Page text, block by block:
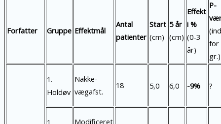
Forfatter Gruppe Effektmål
Antal
patienter
Start
(cm)
5 år
(cm)
Effekt
i %
(0-3
år)
P-
for
gr.)
1.
Holdøv
Nakke-
vægafst.
18 5,0 6,0 -9% ?
1.
Modificeret